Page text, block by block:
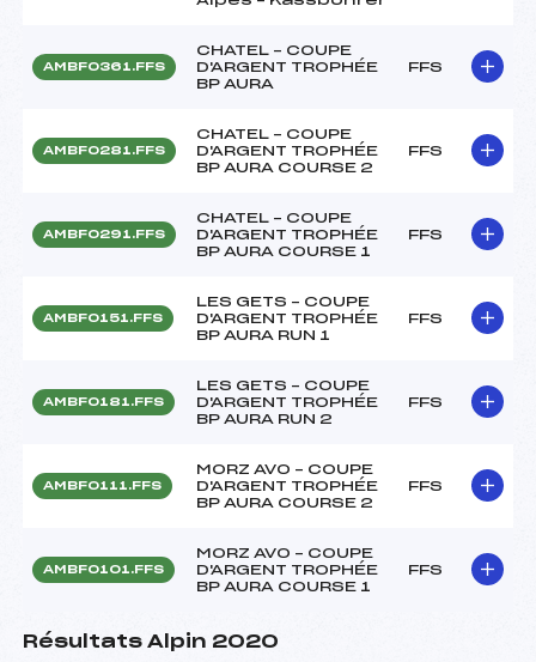
AMBF0361.FFS
CHATEL – COUPE
D'ARGENT TROPHÉE
BP AURA
FFS
AMBF0281.FFS
CHATEL – COUPE
D'ARGENT TROPHÉE
BP AURA COURSE 2
FFS
AMBF0291.FFS
CHATEL – COUPE
D'ARGENT TROPHÉE
BP AURA COURSE 1
FFS
AMBF0151.FFS
LES GETS – COUPE
D'ARGENT TROPHÉE
BP AURA RUN 1
FFS
AMBF0181.FFS
LES GETS – COUPE
D'ARGENT TROPHÉE
BP AURA RUN 2
FFS
AMBF0111.FFS
MORZ AVO – COUPE
D'ARGENT TROPHÉE
BP AURA COURSE 2
FFS
AMBF0101.FFS
MORZ AVO – COUPE
D'ARGENT TROPHÉE
BP AURA COURSE 1
FFS
Résultats Alpin 2020